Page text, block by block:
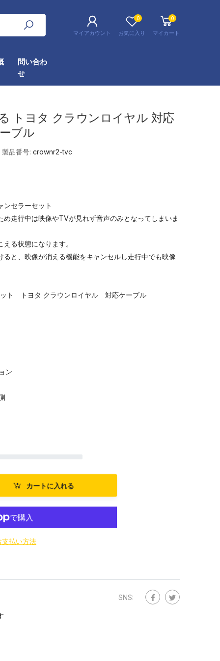
マイアカウント
0
お気に入り
0
マイカート
問い合わ
せ
トヨタ クラウンロイヤル 対応
ブル
製品番号: crownr2-tvc
ンセラーセット
め走行中は映像やTVが見れず音声のみとなってしまいま
る状態になります。
と、映像が消える機能をキャンセルし走行中でも映像
ト トヨタ クラウンロイヤル 対応ケーブル
ン
カートに入れる
支払い方法
SNS: